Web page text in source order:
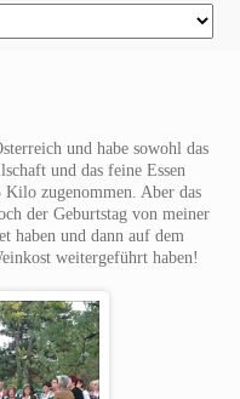
und habe sowohl das
und das feine Essen
Kilo zugenommen. Aber das
der Geburtstag von meiner
haben und dann auf dem
weitergeführt haben!